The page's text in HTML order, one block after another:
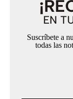
EN
Suscríbete a
todas las